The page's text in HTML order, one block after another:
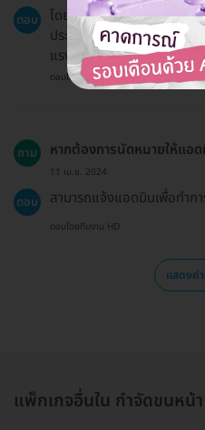
ตอบ
โดยทั่วไปแล้ว ผู้ที่ทำการรักษ
ประจำวันได้ทันทีหลังการรัก
แรงใน 1-2 สัปดาห์แรก.
ตอบโดยทีมงาน HD
ถาม หากต้องการนัดหมายให้แอด
11 เม.ย. 2024
ตอบ สามารถแจ้งแอดมินเพื่อทำก
ตอบโดยทีมงาน HD
แสดงค
แพ็กเกจอื่นใน กำจัดขนหน้า